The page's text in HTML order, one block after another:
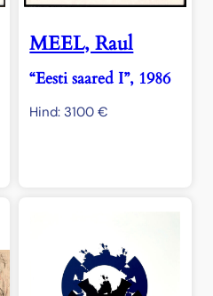
MEEL, Raul
“Eesti saared I”, 1986
Hind:3100€